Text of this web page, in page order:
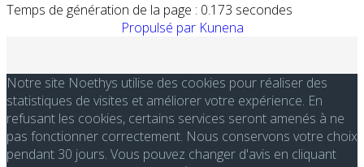
Temps de génération de la page : 0.173 secondes
Propulsé par Kunena
Notre site Noethys utilise des cookies pour réaliser des
statistiques de visites et améliorer votre expérience. En
refusant les cookies, certains services seront amenés à ne
pas fonctionner correctement. Nous conservons votre choix
pendant 30 jours. Vous pouvez changer d'avis en cliquant